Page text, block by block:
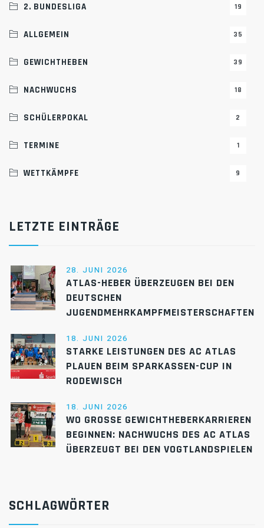
2. BUNDESLIGA 19
ALLGEMEIN 35
GEWICHTHEBEN 39
NACHWUCHS 18
SCHÜLERPOKAL 2
TERMINE 1
WETTKÄMPFE 9
LETZTE EINTRÄGE
28. JUNI 2026
ATLAS-HEBER ÜBERZEUGEN BEI DEN
DEUTSCHEN
JUGENDMEHRKAMPFMEISTERSCHAFTEN
18. JUNI 2026
STARKE LEISTUNGEN DES AC ATLAS
PLAUEN BEIM SPARKASSEN-CUP IN
RODEWISCH
18. JUNI 2026
WO GROSSE GEWICHTHEBERKARRIEREN B
EGINNEN: NACHWUCHS DES AC ATLAS Ü
BERZEUGT BEI DEN VOGTLANDSPIELEN
SCHLAGWÖRTER